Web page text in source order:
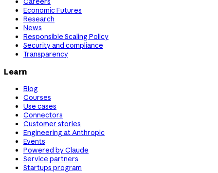
Economic Futures
Research
News
Responsible Scaling Policy
Security and compliance
Transparency
Learn
Blog
Courses
Use cases
Connectors
Customer stories
Engineering at Anthropic
Events
Powered by Claude
Service partners
Startups program